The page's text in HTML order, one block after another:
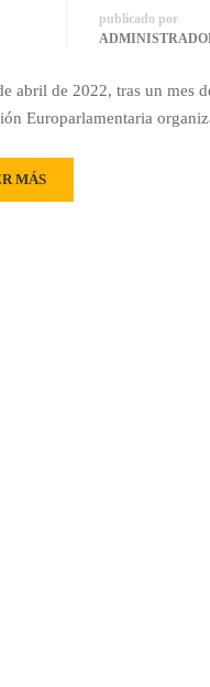
publicado por
abril de 2022, tras un mes
Europarlamentaria
MÁS